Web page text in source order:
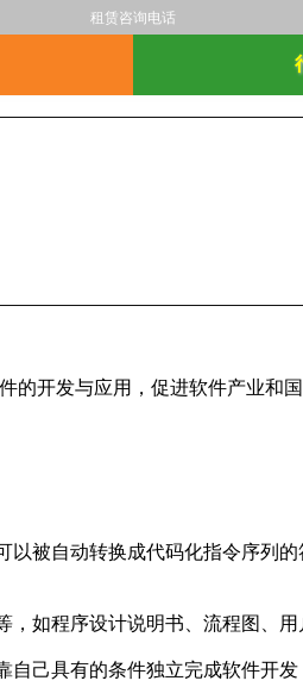
租赁咨询电话
的开发与应用，促进软件产业和
被自动转换成代码化指令序列的
如程序设计说明书、流程图、用
己具有的条件独立完成软件开发